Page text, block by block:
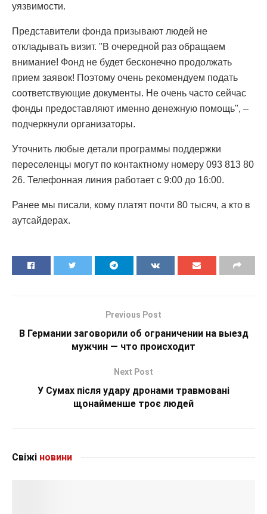
уязвимости.
Представители фонда призывают людей не
откладывать визит. "В очередной раз обращаем
внимание! Фонд не будет бесконечно продолжать
прием заявок! Поэтому очень рекомендуем подать
соответствующие документы. Не очень часто сейчас
фонды предоставляют именно денежную помощь", –
подчеркнули организаторы.
Уточнить любые детали программы поддержки
переселенцы могут по контактному номеру 093 813 80
26. Телефонная линия работает с 9:00 до 16:00.
Ранее мы писали, кому платят почти 80 тысяч, а кто в
аутсайдерах.
Previous Post
В Германии заговорили об ограничении на выезд
мужчин — что происходит
Next Post
У Сумах після удару дронами травмовані
щонайменше троє людей
Свіжі новини